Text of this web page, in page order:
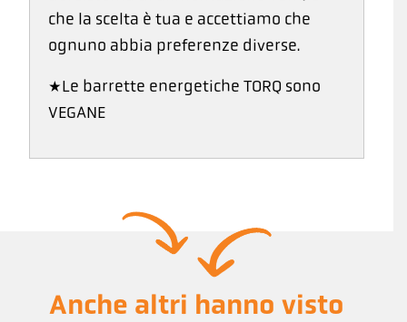
che la scelta è tua e accettiamo che
ognuno abbia preferenze diverse.
*Le barrette energetiche TORQ sono
VEGANE
Anche altri hanno visto